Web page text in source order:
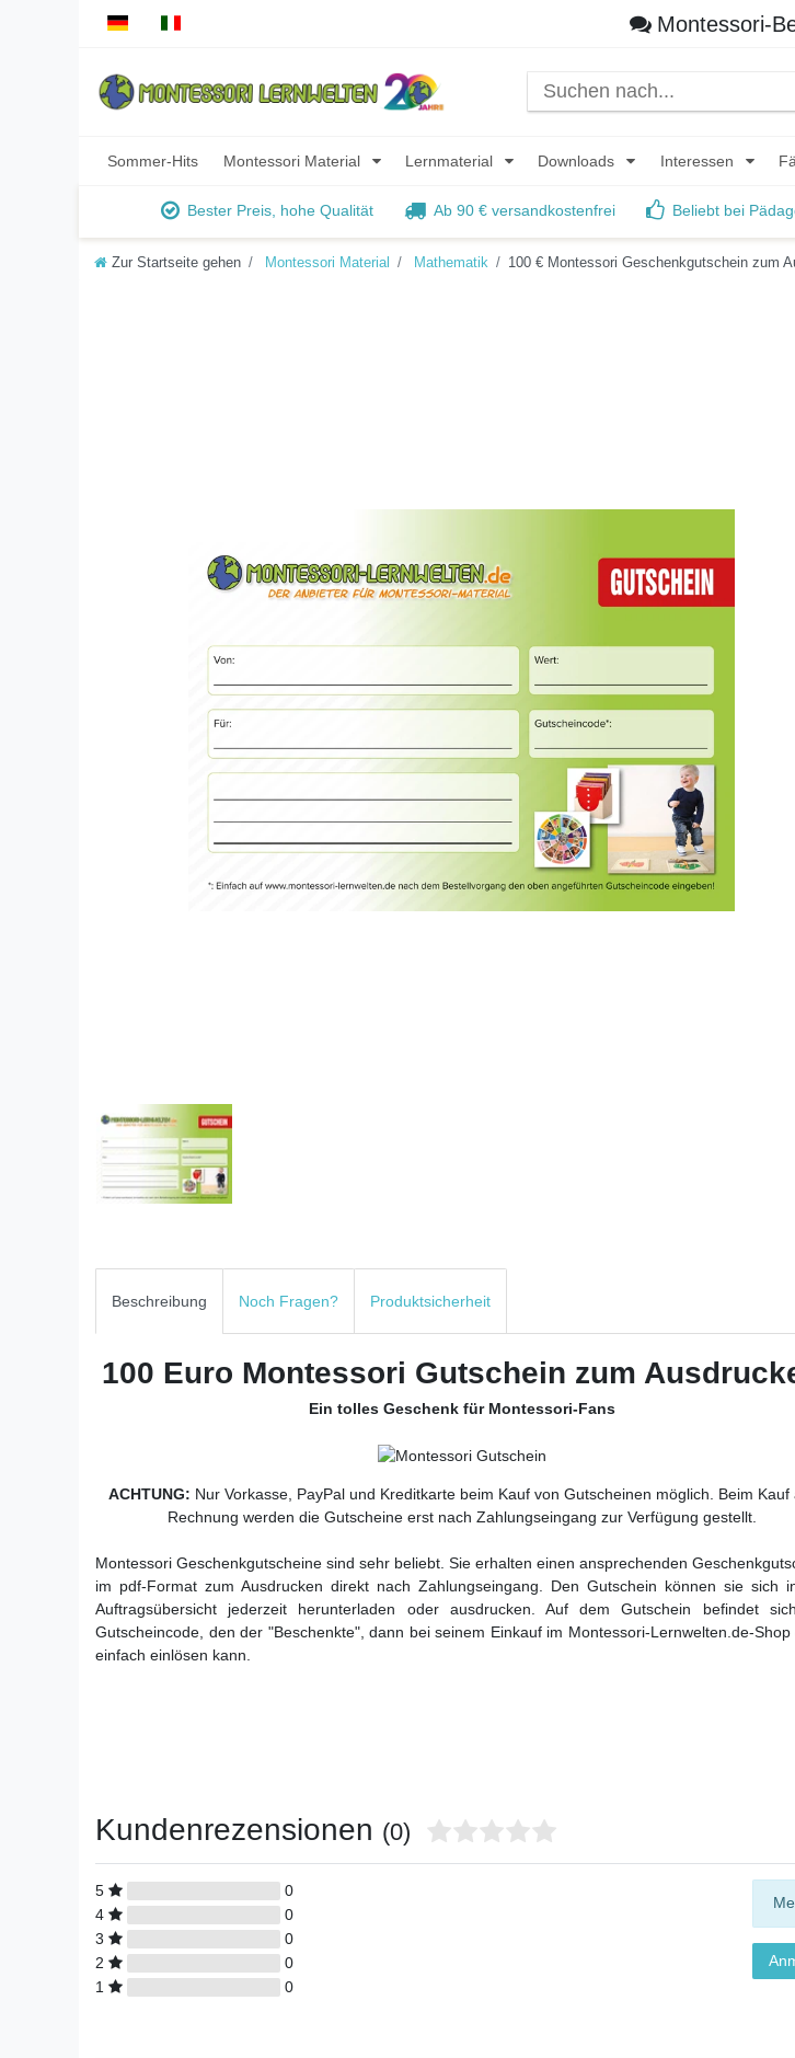
Montessori-
Sommer-Hits Montessori Material Lernmaterial Downloads Interessen
Bester Preis, hohe Qualität Ab 90 € versandkostenfrei Beliebt bei
Zur Startseite gehen Montessori Material Mathematik 100 € Montessori Geschenkgutschein zum
Beschreibung Noch Fragen? Produktsicherheit
100 Euro Montessori Gutschein zum
Ein tolles Geschenk für Montessori-Fans
ACHTUNG: Nur Vorkasse, PayPal und Kreditkarte beim Kauf von Gutscheinen möglich. Beim Kauf
Rechnung werden die Gutscheine erst nach Zahlungseingang zur Verfügung gestellt.
Montessori Geschenkgutscheine sind sehr beliebt. Sie erhalten einen ansprechenden
im pdf-Format zum Ausdrucken direkt nach Zahlungseingang. Den Gutschein können sie sich
Auftragsübersicht jederzeit herunterladen oder ausdrucken. Auf dem Gutschein befindet
Gutscheincode, den der "Beschenkte", dann bei seinem Einkauf im Montessori-Lernwelten.de-Shop
einfach einlösen kann.
Kundenrezensionen (0)
5
0
4
0
3
0
2
0
1
0